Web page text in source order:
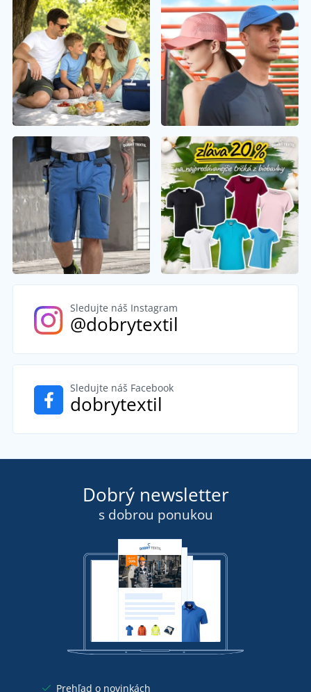
Sledujte náš Instagram
@dobrytextil
Sledujte náš Facebook
dobrytextil
Dobrý newsletter
s dobrou ponukou
Prehľad o novinkách